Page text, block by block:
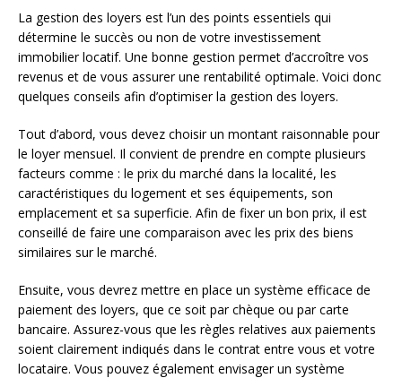
La gestion des loyers est l’un des points essentiels qui
détermine le succès ou non de votre investissement
immobilier locatif. Une bonne gestion permet d’accroître vos
revenus et de vous assurer une rentabilité optimale. Voici donc
quelques conseils afin d’optimiser la gestion des loyers.
Tout d’abord, vous devez choisir un montant raisonnable pour
le loyer mensuel. Il convient de prendre en compte plusieurs
facteurs comme : le prix du marché dans la localité, les
caractéristiques du logement et ses équipements, son
emplacement et sa superficie. Afin de fixer un bon prix, il est
conseillé de faire une comparaison avec les prix des biens
similaires sur le marché.
Ensuite, vous devrez mettre en place un système efficace de
paiement des loyers, que ce soit par chèque ou par carte
bancaire. Assurez-vous que les règles relatives aux paiements
soient clairement indiqués dans le contrat entre vous et votre
locataire. Vous pouvez également envisager un système